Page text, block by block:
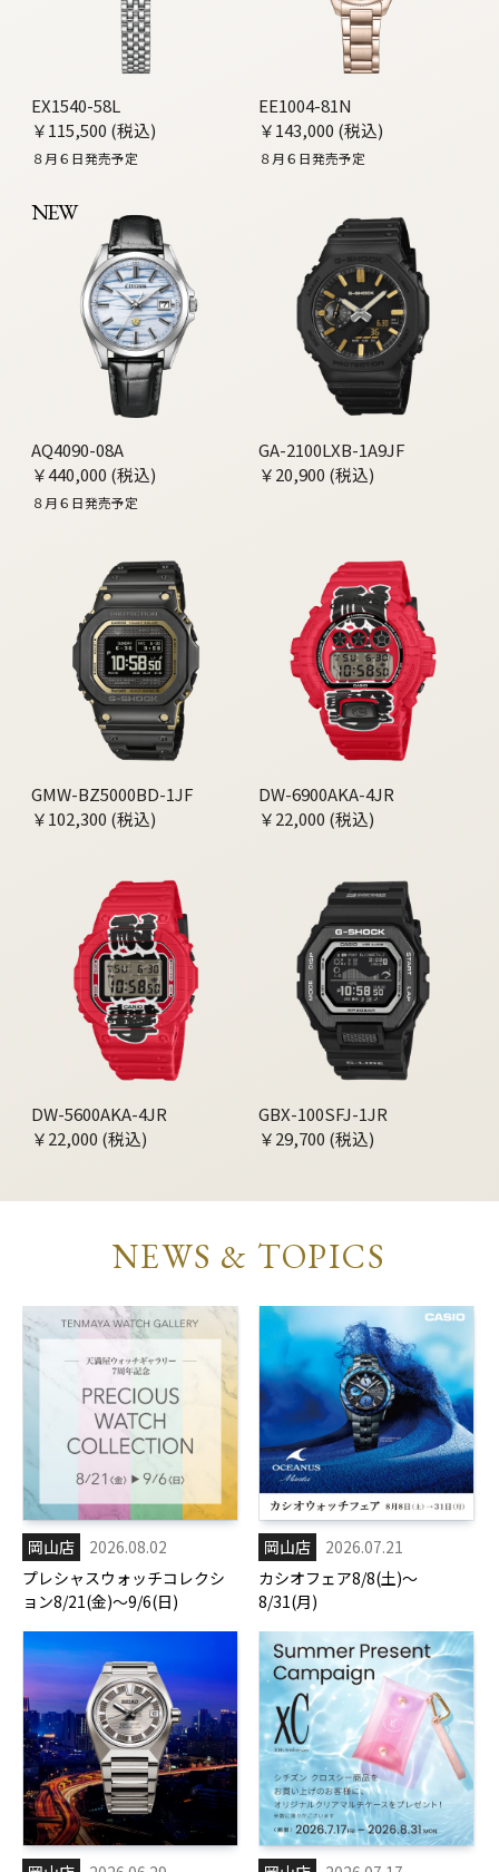
EX1540-58L
￥115,500 (税込)
８月６日発売予定
EE1004-81N
￥143,000 (税込)
８月６日発売予定
NEW
AQ4090-08A
￥440,000 (税込)
８月６日発売予定
GA-2100LXB-1A9JF
￥20,900 (税込)
GMW-BZ5000BD-1JF
￥102,300 (税込)
DW-6900AKA-4JR
￥22,000 (税込)
DW-5600AKA-4JR
￥22,000 (税込)
GBX-100SFJ-1JR
￥29,700 (税込)
NEWS & TOPICS
岡山店
2026.08.02
プレシャスウォッチコレクシ
ョン8/21(金)～9/6(日)
岡山店
2026.07.21
カシオフェア8/8(土)～
8/31(月)